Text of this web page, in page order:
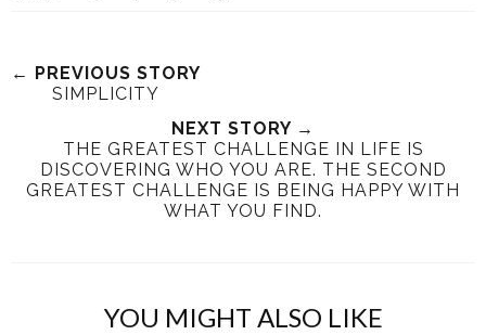
← PREVIOUS STORY
SIMPLICITY
NEXT STORY →
THE GREATEST CHALLENGE IN LIFE IS
DISCOVERING WHO YOU ARE. THE SECOND
GREATEST CHALLENGE IS BEING HAPPY WITH
WHAT YOU FIND.
YOU MIGHT ALSO LIKE